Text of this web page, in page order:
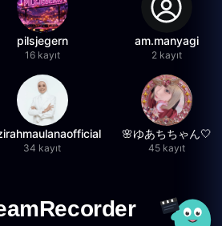
pilsjegern
16 kayıt
am.manyagi
2 kayıt
34 kayıt
🌸ゆあちちゃん🤍
45 kayıt